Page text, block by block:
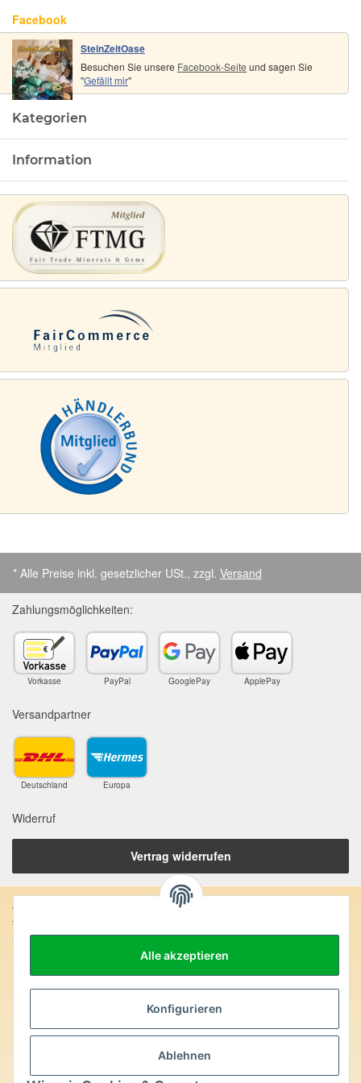
Alle akzeptieren
Konfigurieren
Ablehnen
Facebook
SteinZeitOase
Besuchen Sie unsere Facebook-Seite und sagen Sie
"Gefällt mir"
Kategorien
Information
* Alle Preise inkl. gesetzlicher USt., zzgl. Versand
Zahlungsmöglichkeiten:
Vorkasse PayPal GooglePay ApplePay
Versandpartner
Deutschland Europa
Widerruf
Vertrag widerrufen
Anschrift:
SteinZeitOase
D-75391 Gechingen
Edelsteine und Mineralien werden im esoterischen Bereich
besondere Kräfte und Eigenschaften zugeordnet. Wir weisen